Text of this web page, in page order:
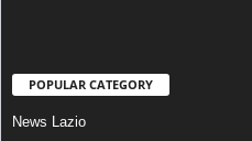
POPULAR CATEGORY
News Lazio